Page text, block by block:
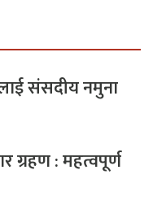
संसदीय नमुना
ग्रहण : महत्वपूर्ण